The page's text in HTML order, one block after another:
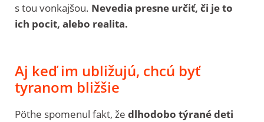
s tou vonkajšou. Nevedia presne určiť, či je to
ich pocit, alebo realita.
Aj keď im ubližujú, chcú byť
tyranom bližšie
Pöthe spomenul fakt, že dlhodobo týrané deti